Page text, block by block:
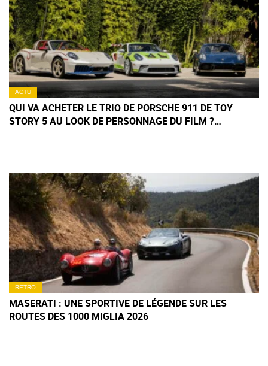
ACTU
QUI VA ACHETER LE TRIO DE PORSCHE 911 DE TOY
STORY 5 AU LOOK DE PERSONNAGE DU FILM ?
RETRO
MASERATI : UNE SPORTIVE DE LÉGENDE SUR LES
ROUTES DES 1000 MIGLIA 2026